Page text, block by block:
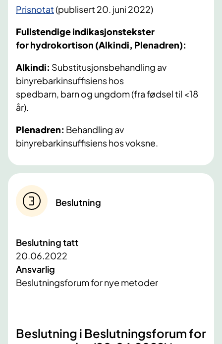
Prisnotat(publisert 20. juni 2022)
Fullstendige indikasjonstekster
forhydrokortison (Alkindi, Plenadren):
Alkindi: Substitusjonsbehandling av
binyrebarkinsuffisiens hos
spedbarn, barn og ungdom (fra fødsel til <18
år).
Plenadren: Behandling av
binyrebarkinsuffisiens hos voksne.
Beslutning
Beslutning tatt
20.06.2022
Ansvarlig
Beslutningsforum for nye metoder
Beslutning i Beslutningsforum for